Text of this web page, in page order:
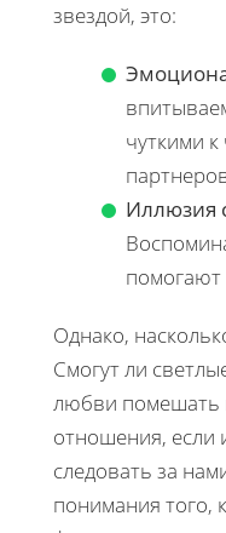
звездой, это:
чуткими
Иллюзия
помогают
Однако,
Смогут ли
любви помешать
отношения, если
следовать за
понимания того,